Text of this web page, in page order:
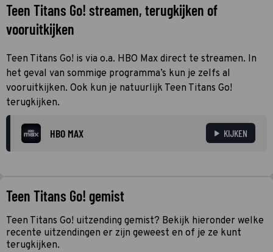
Teen Titans Go! streamen, terugkijken of
vooruitkijken
Teen Titans Go! is via o.a. HBO Max direct te streamen. In
het geval van sommige programma’s kun je zelfs al
vooruitkijken. Ook kun je natuurlijk Teen Titans Go!
terugkijken.
HBO MAX KIJKEN
Teen Titans Go! gemist
Teen Titans Go! uitzending gemist? Bekijk hieronder welke
recente uitzendingen er zijn geweest en of je ze kunt
terugkijken.